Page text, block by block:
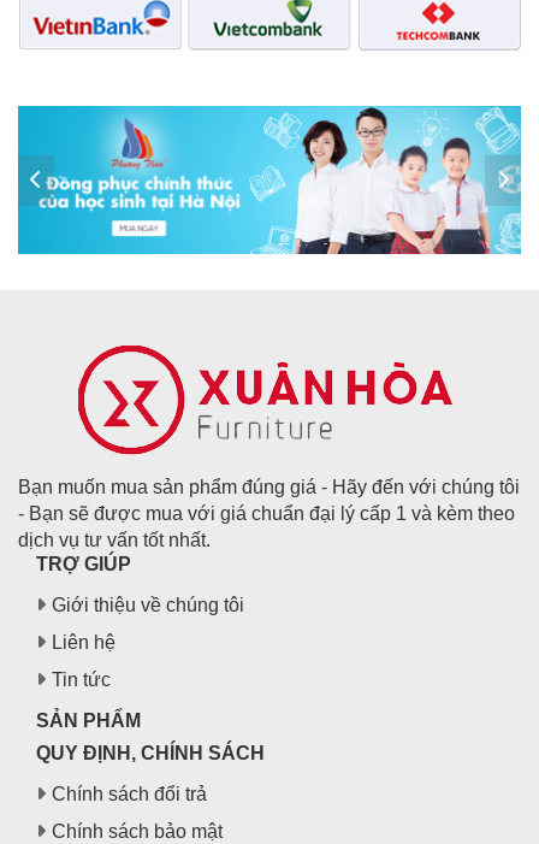
Bạn muốn mua sản phẩm đúng giá - Hãy đến với chúng tôi
- Bạn sẽ được mua với giá chuẩn đại lý cấp 1 và kèm theo
dịch vụ tư vấn tốt nhất.
TRỢ GIÚP
Giới thiệu về chúng tôi
Liên hệ
Tin tức
SẢN PHẨM
QUY ĐỊNH, CHÍNH SÁCH
Chính sách đổi trả
Chính sách bảo mật